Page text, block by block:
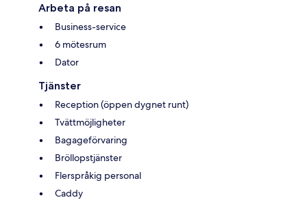
Arbeta på resan
Business-service
6 mötesrum
Dator
Tjänster
Reception (öppen dygnet runt)
Tvättmöjligheter
Bagageförvaring
Bröllopstjänster
Flerspråkig personal
Caddy